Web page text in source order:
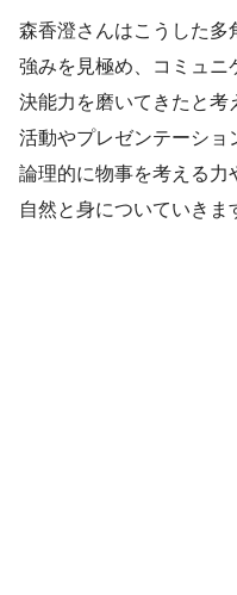
森香澄さんはこうした多
強みを見極め、コミュニ
決能力を磨いてきたと考
活動やプレゼンテーショ
論理的に物事を考える力
自然と身についていきま